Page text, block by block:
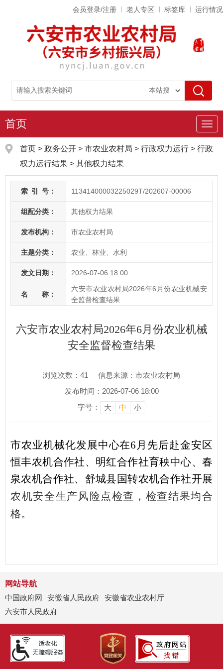
会员登录/注册 老人专区 标签库 运行情况
导
航
首页
首页 > 政务公开 > 市农业农村局 > 行政权力运行 > 行政
权力运行结果 > 其他权力结果
索 引 号： 11341400003225029T/202607-00006
组配分类： 其他权力结果
发布机构： 市农业农村局
主题分类： 农业、林业、水利
发文日期： 2026-07-06 18:00
名 称：
六安市农业农村局2026年6月份农业机械安
全监督检查结果
六安市农业农村局2026年6月份农业机械
安全监督检查结果
浏览次数： 41
信息来源：市农业农村局
发布时间：2026-07-06 18:00
字号：
大 中 小
市农业机械化发展中心在6 月先后赴金安区
恒丰农机合作社、明红合作社育秧中心、春
泉农机合作社、舒城县国转农机合作社开展
农机安全生产风险点检查，检查结果均合
格。
网站导航
中国政府网
安徽省人民政府 安徽省农业农村厅
六安市人民政府